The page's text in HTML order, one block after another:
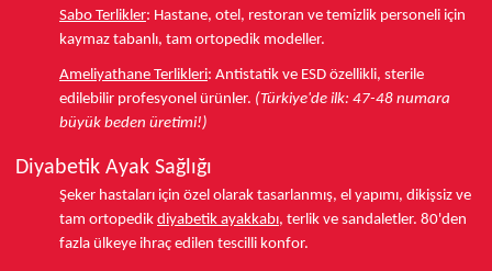
Sabo Terlikler: Hastane, otel, restoran ve temizlik personeli için
kaymaz tabanlı, tam ortopedik modeller.
Ameliyathane Terlikleri: Antistatik ve ESD özellikli, sterile
edilebilir profesyonel ürünler. (Türkiye'de ilk: 47-48 numara
büyük beden üretimi!)
Diyabetik Ayak Sağlığı
Şeker hastaları için özel olarak tasarlanmış, el yapımı, dikişsiz ve
tam ortopedik diyabetik ayakkabı, terlik ve sandaletler. 80'den
fazla ülkeye ihraç edilen tescilli konfor.